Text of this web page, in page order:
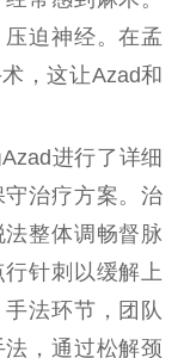
迫神经。在孟
，这让Azad和
进行了详细
治疗方案。治
整体调畅督脉
针刺以缓解上
法环节，团队
，通过松解颈